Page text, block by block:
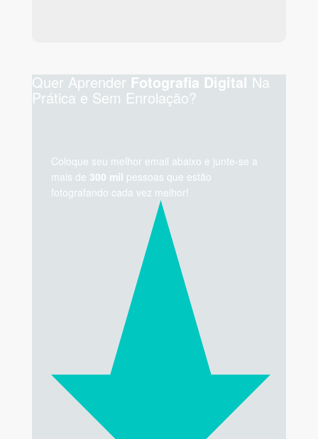
Quer Aprender Fotografia Digital Na
Prática e Sem Enrolação?
Coloque seu melhor email abaixo e junte-se a
mais de 300 mil pessoas que estão
fotografando cada vez melhor!